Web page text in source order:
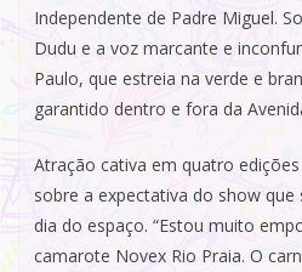
Independente de Padre Miguel.
Dudu e a voz marcante e
Paulo, que estreia na verde e
garantido dentro e fora da
Atração cativa em quatro
sobre a expectativa do show
dia do espaço. “Estou muito
camarote Novex Rio Praia. O